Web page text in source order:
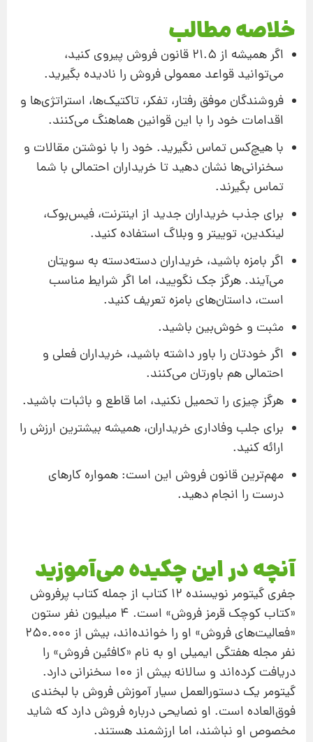
خلاصه مطالب
اگر همیشه از 21.5 قانون فروش پیروی کنید،
می‌توانید قواعد معمولی فروش را نادیده بگیرید.
فروشندگان موفق رفتار، تفکر، تاکتیک‌ها، استراتژی‌ها و
اقدامات خود را با این قوانین هماهنگ می‌کنند.
با هیچ‌کس تماس نگیرید. خود را با نوشتن مقالات و
سخنرانی‌ها نشان دهید تا خریداران احتمالی با شما
تماس بگیرند.
برای جذب خریداران جدید از اینترنت، فیس‌بوک،
لینکدین، توییتر و وبلاگ استفاده کنید.
اگر بامزه باشید، خریداران دسته‌دسته به سویتان
می‌آیند. هرگز جک نگویید، اما اگر شرایط مناسب
است، داستان‌های بامزه تعریف کنید.
مثبت و خوش‌بین باشید.
اگر خودتان را باور داشته باشید، خریداران فعلی و
احتمالی هم باورتان می‌کنند.
هرگز چیزی را تحمیل نکنید، اما قاطع و باثبات باشید.
برای جلب وفاداری خریداران، همیشه بیشترین ارزش را
ارائه کنید.
مهم‌ترین قانون فروش این است: همواره کارهای
درست را انجام دهید.
آنچه در این چکیده می‌آموزید
جفری گیتومر نویسنده 12 کتاب از جمله کتاب پرفروش
«کتاب کوچک قرمز فروش» است. 4 میلیون نفر ستون
«فعالیت‌های فروش» او را خوانده‌اند، بیش از 250.000
نفر مجله هفتگی ایمیلی او به نام «کافئین فروش» را
دریافت کرده‌اند و سالانه بیش از 100 سخنرانی دارد.
گیتومر یک دستورالعمل سیار آموزش فروش با لبخندی
فوق‌العاده است. او نصایحی درباره فروش دارد که شاید
مخصوص او نباشند، اما ارزشمند هستند.